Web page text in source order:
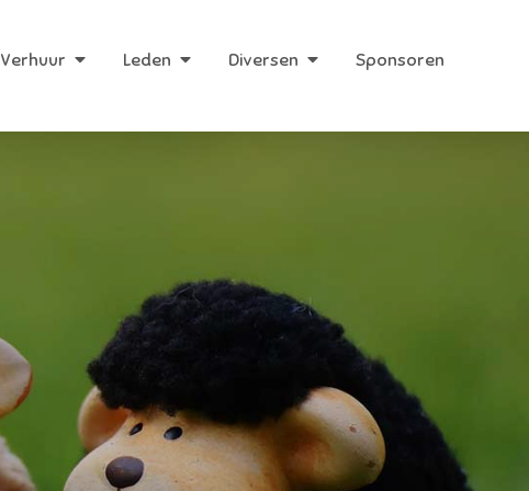
Verhuur Leden Diversen Sponsoren